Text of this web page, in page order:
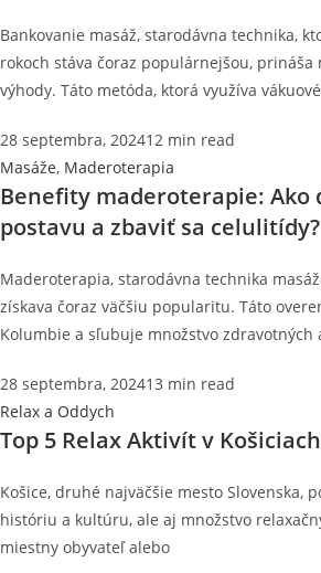
Bankovanie masáž, starodávna technika,
rokoch stáva čoraz populárnejšou, prináša
výhody. Táto metóda, ktorá využíva
28 septembra, 202412 min read
Masáže, Maderoterapia
Benefity maderoterapie:
postavu a zbaviť sa celulitídy?
Maderoterapia, starodávna technika
získava čoraz väčšiu popularitu. Táto
Kolumbie a sľubuje množstvo zdravotných
28 septembra, 202413 min read
Relax a Oddych
Top 5 Relax Aktivít v Košiciach
Košice, druhé najväčšie mesto Slovenska,
históriu a kultúru, ale aj množstvo
miestny obyvateľ alebo